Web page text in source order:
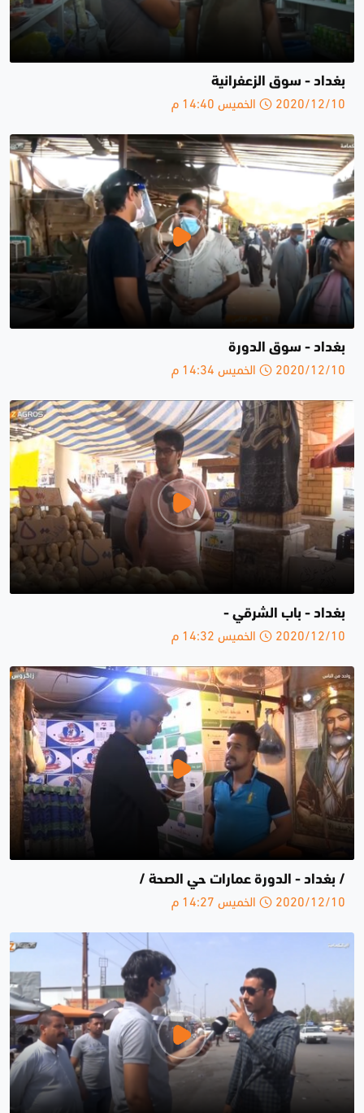
بغداد - سوق الزعفرانية
2020/12/10 الخميس 14:40 م
بغداد - سوق الدورة
2020/12/10 الخميس 14:34 م
بغداد - باب الشرقي -
2020/12/10 الخميس 14:32 م
/ بغداد - الدورة عمارات حي الصحة /
2020/12/10 الخميس 14:27 م